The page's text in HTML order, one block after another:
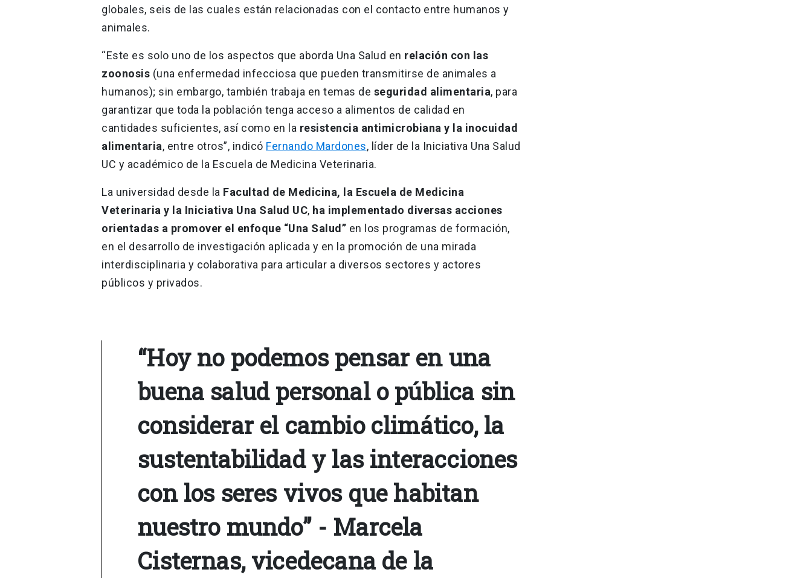
globales, seis de las cuales están relacionadas con el contacto entre humanos y
animales.
“Este es solo uno de los aspectos que aborda Una Salud en relación con las
zoonosis (una enfermedad infecciosa que pueden transmitirse de animales a
humanos); sin embargo, también trabaja en temas de seguridad alimentaria, para
garantizar que toda la población tenga acceso a alimentos de calidad en
cantidades suficientes, así como en la resistencia antimicrobiana y la inocuidad
alimentaria, entre otros”, indicó Fernando Mardones, líder de la Iniciativa Una Salud
UC y académico de la Escuela de Medicina Veterinaria.
La universidad desde la Facultad de Medicina, la Escuela de Medicina
Veterinaria y la Iniciativa Una Salud UC, ha implementado diversas acciones
orientadas a promover el enfoque “Una Salud” en los programas de formación,
en el desarrollo de investigación aplicada y en la promoción de una mirada
interdisciplinaria y colaborativa para articular a diversos sectores y actores
públicos y privados.
“Hoy no podemos pensar en una
buena salud personal o pública sin
considerar el cambio climático, la
sustentabilidad y las interacciones
con los seres vivos que habitan
nuestro mundo” - Marcela
Cisternas, vicedecana de la